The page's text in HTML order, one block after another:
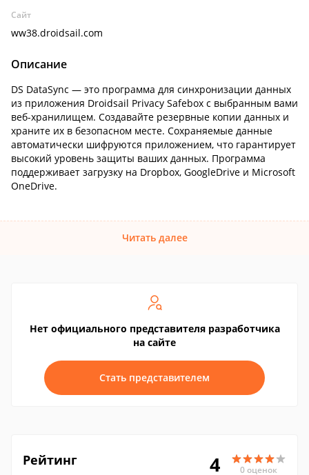
Сайт
ww38.droidsail.com
Описание
DS DataSync — это программа для синхронизации данных
из приложения Droidsail Privacy Safebox с выбранным вами
веб-хранилищем. Создавайте резервные копии данных и
храните их в безопасном месте. Сохраняемые данные
автоматически шифруются приложением, что гарантирует
высокий уровень защиты ваших данных. Программа
поддерживает загрузку на Dropbox, GoogleDrive и Microsoft
OneDrive.
Читать далее
Нет официального представителя разработчика
на сайте
Стать представителем
Рейтинг 4 0 оценок